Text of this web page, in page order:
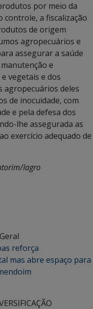
por meio da
controle, a fiscalização
de origem
agropecuários e
assegurar a saúde
e
vegetais e dos
agropecuários deles
de inocuidade, com
e pela defesa dos
lhe assegurada as
exercício adequado de
Iagro
Geral
reforça
mas abre espaço para